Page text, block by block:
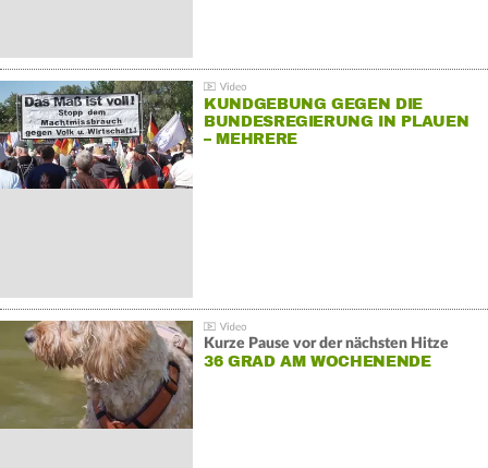
KUNDGEBUNG GEGEN DIE
BUNDESREGIERUNG IN PLAUEN
– MEHRERE
Kurze Pause vor der nächsten Hitze
36 GRAD AM WOCHENENDE